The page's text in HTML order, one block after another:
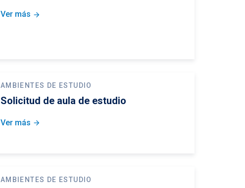
Ver más arrow_forward
AMBIENTES DE ESTUDIO
Solicitud de aula de estudio
Ver más arrow_forward
AMBIENTES DE ESTUDIO